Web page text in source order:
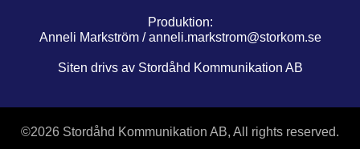
Produktion:
Anneli Markström / anneli.markstrom@storkom.se
Siten drivs av Stordåhd Kommunikation AB
©2026 Stordåhd Kommunikation AB, All rights reserved.